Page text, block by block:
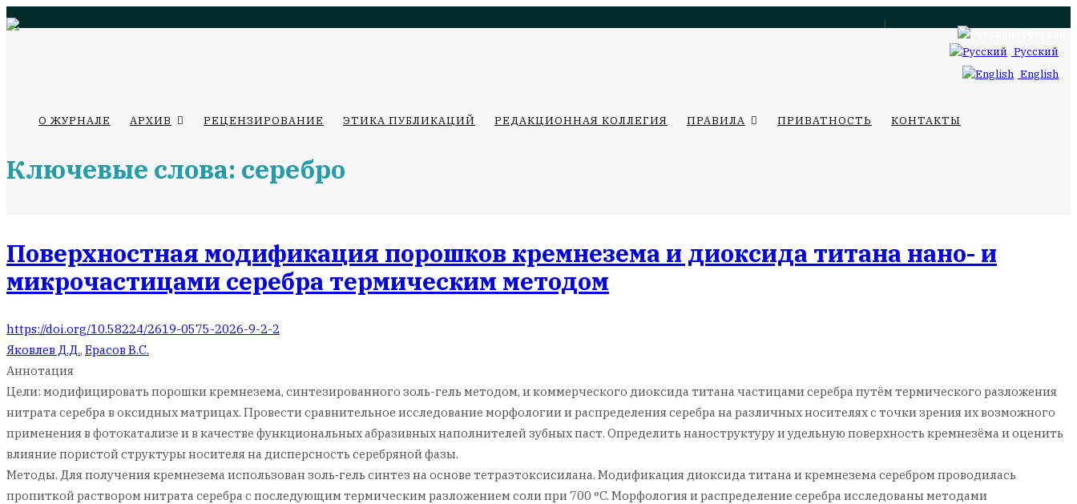
Русский
English
О ЖУРНАЛЕ АРХИВ РЕЦЕНЗИРОВАНИЕ ЭТИКА ПУБЛИКАЦИЙ РЕДАКЦИОННАЯ КОЛЛЕГИЯ ПРАВИЛА ПРИВАТНОСТЬ КОНТАКТЫ
Ключевые слова: серебро
Поверхностная модификация порошков кремнезема и диоксида титана нано- и
микрочастицами серебра термическим методом
https://doi.org/10.58224/2619-0575-2026-9-2-2
Яковлев Д.Д., Ерасов В.С.
Аннотация
Цели: модифицировать порошки кремнезема, синтезированного золь-гель методом, и коммерческого диоксида титана частицами серебра путём термического разложения
нитрата серебра в оксидных матрицах. Провести сравнительное исследование морфологии и распределения серебра на различных носителях с точки зрения их возможного
применения в фотокатализе и в качестве функциональных абразивных наполнителей зубных паст. Определить наноструктуру и удельную поверхность кремнезёма и оценить
влияние пористой структуры носителя на дисперсность серебряной фазы.
Методы. Для получения кремнезема использован золь‑гель синтез на основе тетраэтоксисилана. Модификация диоксида титана и кремнезема серебром проводилась
пропиткой раствором нитрата серебра с последующим термическим разложением соли при 700 °C. Морфология и распределение серебра исследованы методами